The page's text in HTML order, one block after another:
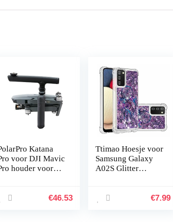
Katana
voor DJI Mavic
houder voor
€46.53
Ttimao Hoesje voor
Samsung Galaxy
A02S Glitter
Telefoonhoes
€7.99